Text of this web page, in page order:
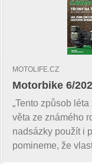
MOTOLIFE.CZ
Motorbike 6/
„Tento způsob
věta ze známého
nadsázky použít i
pomineme, že